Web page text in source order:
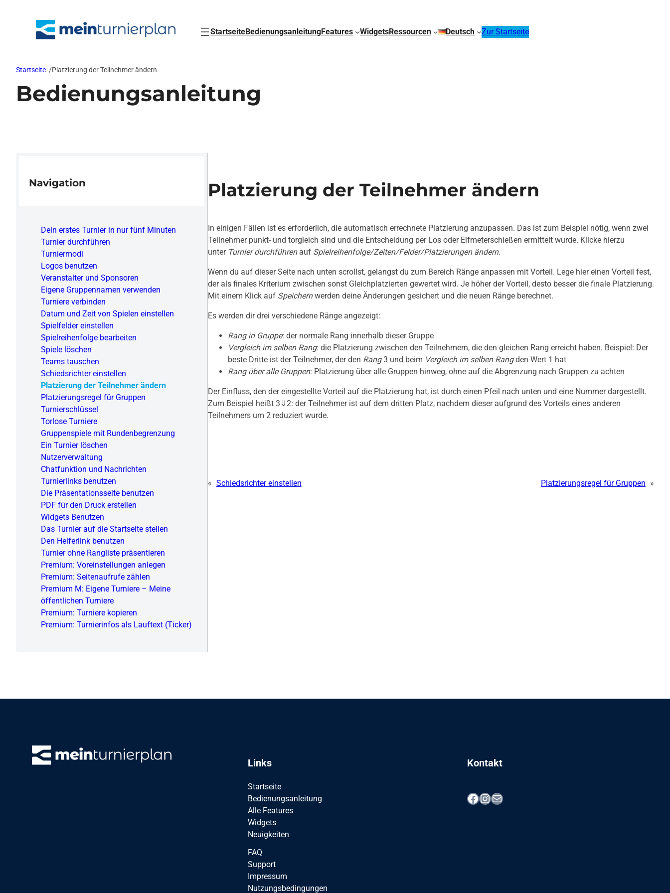
StartseiteBedienungsanleitungFeatures WidgetsRessourcen Deutsch Zur Startseite
Startseite /Platzierung der Teilnehmer ändern
Bedienungsanleitung
Navigation
Dein erstes Turnier in nur fünf Minuten
Turnier durchführen
Turniermodi
Logos benutzen
Veranstalter und Sponsoren
Eigene Gruppennamen verwenden
Turniere verbinden
Datum und Zeit von Spielen einstellen
Spielfelder einstellen
Spielreihenfolge bearbeiten
Spiele löschen
Teams tauschen
Schiedsrichter einstellen
Platzierung der Teilnehmer ändern
Platzierungsregel für Gruppen
Turnierschlüssel
Torlose Turniere
Gruppenspiele mit Rundenbegrenzung
Ein Turnier löschen
Nutzerverwaltung
Chatfunktion und Nachrichten
Turnierlinks benutzen
Die Präsentationsseite benutzen
PDF für den Druck erstellen
Widgets Benutzen
Das Turnier auf die Startseite stellen
Den Helferlink benutzen
Turnier ohne Rangliste präsentieren
Premium: Voreinstellungen anlegen
Premium: Seitenaufrufe zählen
Premium M: Eigene Turniere – Meine
öffentlichen Turniere
Premium: Turniere kopieren
Premium: Turnierinfos als Lauftext (Ticker)
Platzierung der Teilnehmer ändern
In einigen Fällen ist es erforderlich, die automatisch errechnete Platzierung anzupassen. Das ist zum Beispiel nötig, wenn zwei
Teilnehmer punkt- und torgleich sind und die Entscheidung per Los oder Elfmeterschießen ermittelt wurde. Klicke hierzu
unter Turnier durchführenauf Spielreihenfolge/Zeiten/Felder/Platzierungen ändern.
Wenn du auf dieser Seite nach unten scrollst, gelangst du zum Bereich Ränge anpassen mit Vorteil. Lege hier einen Vorteil fest,
der als finales Kriterium zwischen sonst Gleichplatzierten gewertet wird. Je höher der Vorteil, desto besser die finale Platzierung.
Mit einem Klick auf Speichernwerden deine Änderungen gesichert und die neuen Ränge berechnet.
Es werden dir drei verschiedene Ränge angezeigt:
Rang in Gruppe: der normale Rang innerhalb dieser Gruppe
Vergleich im selben Rang: die Platzierung zwischen den Teilnehmern, die den gleichen Rang erreicht haben. Beispiel: Der
beste Dritte ist der Teilnehmer, der den Rang3 und beim Vergleich im selben Rangden Wert 1 hat
Rang über alle Gruppen: Platzierung über alle Gruppen hinweg, ohne auf die Abgrenzung nach Gruppen zu achten
Der Einfluss, den der eingestellte Vorteil auf die Platzierung hat, ist durch einen Pfeil nach unten und eine Nummer dargestellt.
Zum Beispiel heißt 3⇓2: der Teilnehmer ist auf dem dritten Platz, nachdem dieser aufgrund des Vorteils eines anderen
Teilnehmers um 2 reduziert wurde.
« Schiedsrichter einstellen Platzierungsregel für Gruppen »
Links
Startseite
Bedienungsanleitung
Alle Features
Widgets
Neuigkeiten
FAQ
Support
Impressum
Nutzungsbedingungen
Kontakt
Facebook InstagramE-Mail